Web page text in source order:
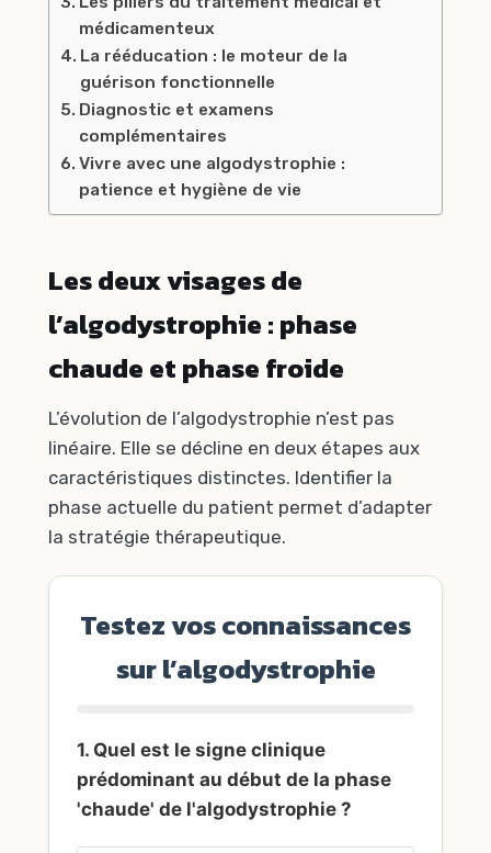
médicamenteux
La rééducation : le moteur de la
guérison fonctionnelle
Diagnostic et examens
complémentaires
Vivre avec une algodystrophie :
patience et hygiène de vie
Les deux visages de
l’algodystrophie : phase
chaude et phase froide
L’évolution de l’algodystrophie n’est pas
linéaire. Elle se décline en deux étapes aux
caractéristiques distinctes. Identifier la
phase actuelle du patient permet d’adapter
la stratégie thérapeutique.
Testez vos connaissances
sur l’algodystrophie
1. Quel est le signe clinique
prédominant au début de la phase
'chaude' de l'algodystrophie ?